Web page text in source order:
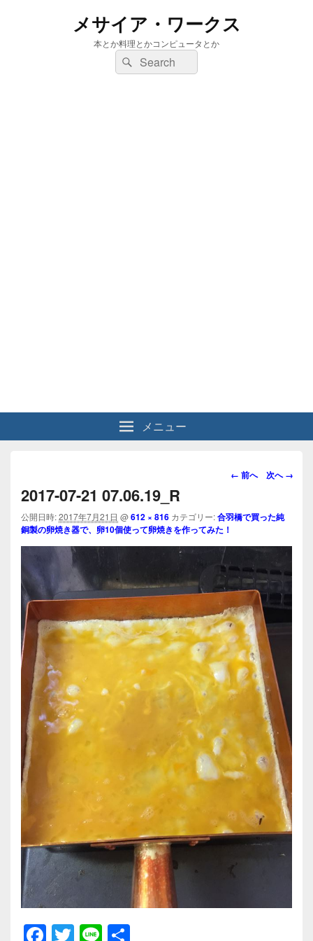
メサイア・ワークス
本とか料理とかコンピュータとか
検
索:
検
索
メニュー
画
ビ
ー
シ
ョ
ン
← 前へ 次へ →
2017-07-21 07.06.19_R
公開日時:2017年7月21日 @612 × 816 カテゴリー:合羽橋で買った純
銅製の卵焼き器で、卵10個使って卵焼きを作ってみた！